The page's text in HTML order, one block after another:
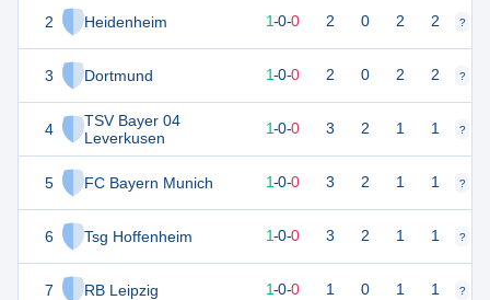
2 Heidenheim
3 Dortmund
4
TSV Bayer 04
Leverkusen
5 FC Bayern Munich
6 Tsg Hoffenheim
7 RB Leipzig
1-0-0 2 0 2 2 ?
1-0-0 2 0 2 2 ?
1-0-0 3 2 1 1 ?
3 1-0-0 3 2 1 1 ?
1-0-0 3 2 1 1 ?
1-0-0 1 0 1 1 ?